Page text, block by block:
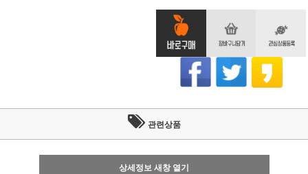
관련상품
상세정보 새창 열기